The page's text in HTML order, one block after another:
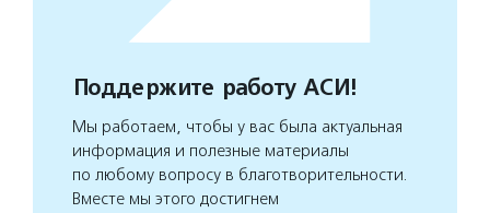
Поддержите работу АСИ!
Мы работаем, чтобы у вас была актуальная
информация и полезные материалы
по любому вопросу в благотворительности.
Вместе мы этого достигнем